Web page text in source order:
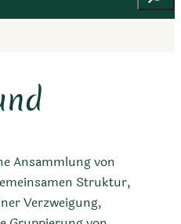
Ansammlung von
Struktur,
Verzweigung,